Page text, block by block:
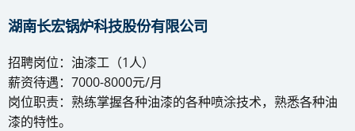
湖南长宏锅炉科技股份有限公司
招聘岗位：油漆工（1人）
薪资待遇：7000-8000元/月
岗位职责：熟练掌握各种油漆的各种喷涂技术，熟悉各种油
漆的特性。